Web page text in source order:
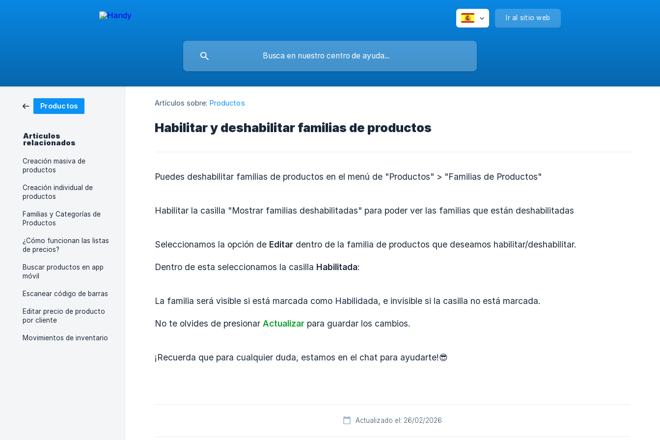
Ir al sitio web
Productos
Artículos
relacionados
Creación masiva de
productos
Creación individual de
productos
Familias y Categorías de
Productos
¿Cómo funcionan las listas
de precios?
Buscar productos en app
móvil
Escanear código de barras
Editar precio de producto
por cliente
Movimientos de inventario
Artículos sobre: Productos
Habilitar y deshabilitar familias de productos
Puedes deshabilitar familias de productos en el menú de "Productos" > "Familias de Productos"
Habilitar la casilla "Mostrar familias deshabilitadas" para poder ver las familias que están deshabilitadas
Seleccionamos la opción de Editar dentro de la familia de productos que deseamos habilitar/deshabilitar.
Dentro de esta seleccionamos la casilla Habilitada:
La familia será visible si está marcada como Habilidada, e invisible si la casilla no está marcada.
No te olvides de presionar Actualizar para guardar los cambios.
¡Recuerda que para cualquier duda, estamos en el chat para ayudarte!😎
Actualizado el: 26/02/2026